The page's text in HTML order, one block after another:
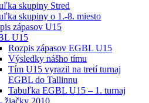
skupiny Stred
skupiny o 1.-8. miesto
zápasov U15
U15
Rozpis zápasov EGBL U15
Výsledky nášho tímu
Tím U15 vyrazil na tretí turnaj
EGBL do Tallinnu
Tabuľka EGBL U15 – 1. turnaj
žiačky 2010